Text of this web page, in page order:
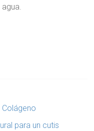
Colágeno
para un cutis